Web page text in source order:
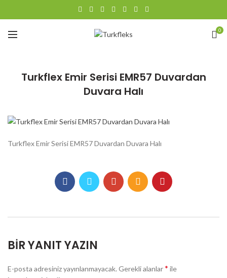
0
Turkflex Emir Serisi EMR57 Duvardan
Duvara Halı
Turkflex Emir Serisi EMR57 Duvardan Duvara Halı
BIR YANIT YAZIN
E-posta adresiniz yayınlanmayacak.Gerekli alanlar* ile